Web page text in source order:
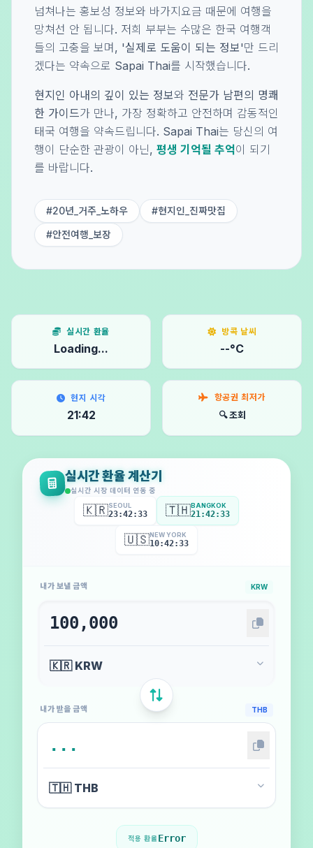
넘쳐나는 홍보성 정보와 바가지요금 때문에 여행을
망쳐선 안 됩니다. 저희 부부는 수많은 한국 여행객
들의 고충을 보며, '실제로 도움이 되는 정보'만 드리
겠다는 약속으로 Sapai Thai를 시작했습니다.
현지인 아내의 깊이 있는 정보와 전문가 남편의 명쾌
한 가이드가 만나, 가장 정확하고 안전하며 감동적인
태국 여행을 약속드립니다. Sapai Thai는 당신의 여
행이 단순한 관광이 아닌, 평생 기억될 추억이 되기
를 바랍니다.
#20년_거주_노하우
#현지인_진짜맛집
#안전여행_보장
실시간 환율
Loading...
방콕 날씨
--°C
현지 시각
21:42
항공권 최저가
🔍 조회
실시간 환율 계산기
실시간 시장 데이터 연동 중
🇰🇷SEOUL
23:42:35 🇹🇭BANGKOK
21:42:35
🇺🇸NEW YORK
10:42:35
내가 보낼 금액 KRW
내가 받을 금액 THB
적용 환율Error